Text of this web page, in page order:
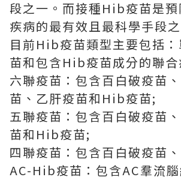
段之一。而接種Hib疫苗是
疾病的最有效且最科學手段之
目前Hib疫苗類型主要包括
苗和包含Hib疫苗成分的聯合
六聯疫苗：包含百白破疫苗
苗、乙肝疫苗和Hib疫苗;
五聯疫苗：包含百白破疫苗
苗和Hib疫苗;
四聯疫苗：包含百白破疫苗
AC-Hib疫苗：包含AC羣流腦